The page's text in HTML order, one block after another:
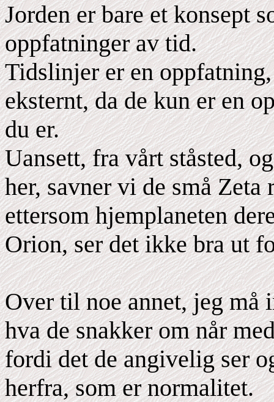
Jorden er bare et konsept
oppfatninger av tid.
Tidslinjer er en
eksternt, da de kun er en
du er.
Uansett, fra vårt ståsted,
her, savner vi de små
ettersom hjemplaneten
Orion, ser det ikke bra ut
Over til noe annet, jeg må
hva de snakker om når
fordi det de angivelig ser
herfra, som er normalitet.